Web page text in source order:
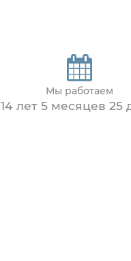
Мы работаем
14 лет 5 месяцев 25